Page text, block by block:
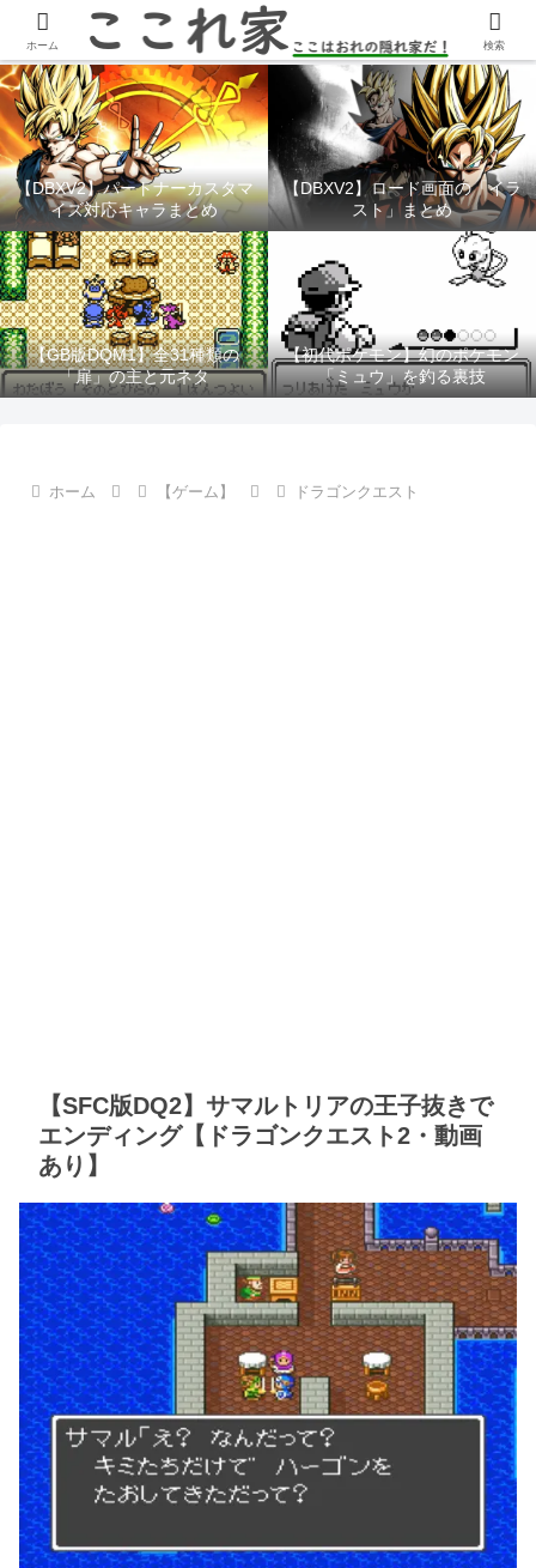
YouTubeチャンネル「ここれ家」
【DBXV2】パートナーカスタマ
イズ対応キャラまとめ
【DBXV2】ロード画面の「イラ
スト」まとめ
【GB版DQM1】全31種類の
「扉」の主と元ネタ
【初代ポケモン】幻のポケモン
「ミュウ」を釣る裏技
ホーム 【ゲーム】 ドラゴンクエスト
【SFC版DQ2】サマルトリアの王子抜きで
エンディング【ドラゴンクエスト2・動画
あり】
ホーム 検索